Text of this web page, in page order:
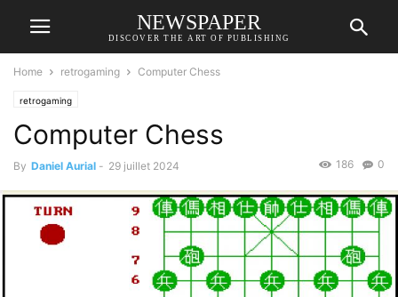
NEWSPAPER
DISCOVER THE ART OF PUBLISHING
Home retrogaming Computer Chess
retrogaming
Computer Chess
By Daniel Aurial - 29 juillet 2024 0
186